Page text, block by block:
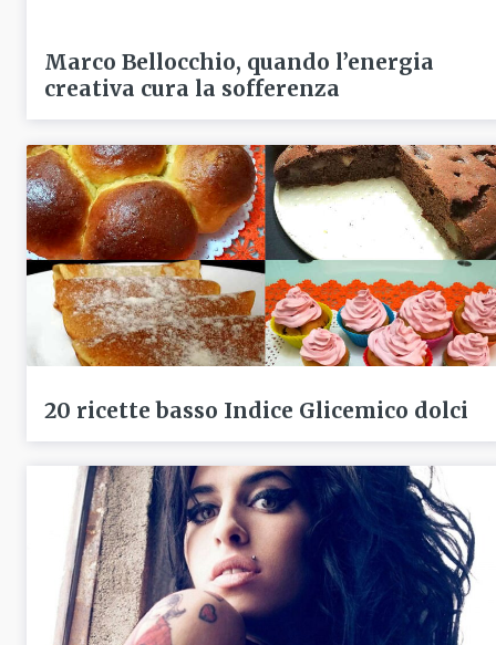
Marco Bellocchio, quando l’energia
creativa cura la sofferenza
20 ricette basso Indice Glicemico dolci